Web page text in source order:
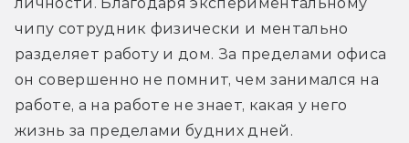
чипу сотрудник физически и ментально
разделяет работу и дом. За пределами офиса
он совершенно не помнит, чем занимался на
работе, а на работе не знает, какая у него
жизнь за пределами будних дней.